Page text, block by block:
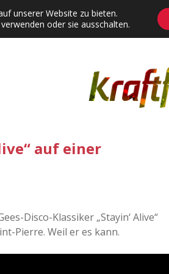
Adventskalender Dropdown-Menü öffnen
auf einer
Disco-Klassiker „Stayin‘ Alive“
Pierre. Weil er es kann.
unserer Website zu bieten.
oder sie ausschalten.